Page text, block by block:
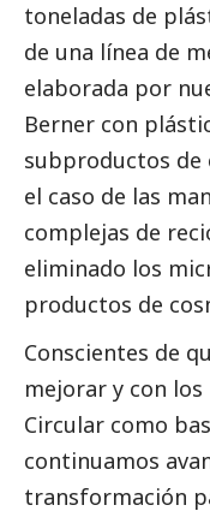
toneladas de
de una línea de
elaborada por
Berner con
subproductos de
el caso de las
complejas de
eliminado los
productos de
Conscientes de
mejorar y con
Circular como
continuamos
transformación